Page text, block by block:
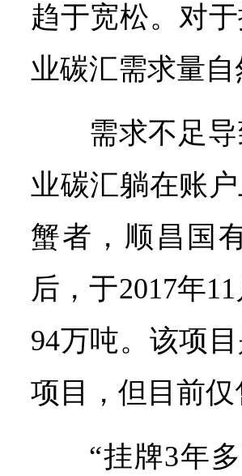
趋于宽松。对
业碳汇需求量自
需求不足
业碳汇躺在账
蟹者，顺昌国
后，于2017年
94万吨。该项
项目，但目前
“挂牌3年